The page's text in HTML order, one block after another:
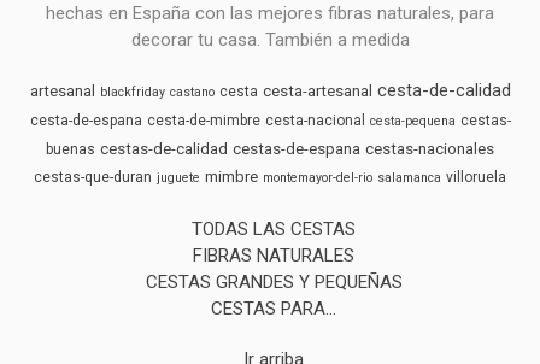
hechas en España con las mejores fibras naturales, para
decorar tu casa. También a medida
artesanal blackfriday castano cesta cesta-artesanal cesta-de-calidad
cesta-de-espana cesta-de-mimbre cesta-nacional cesta-pequena cestas-
buenas cestas-de-calidad cestas-de-espana cestas-nacionales
cestas-que-duran juguete mimbre montemayor-del-rio salamanca villoruela
TODAS LAS CESTAS
FIBRAS NATURALES
CESTAS GRANDES Y PEQUEÑAS
CESTAS PARA...